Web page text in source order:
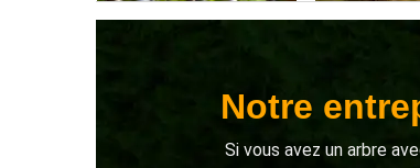
Notre
Si vous avez un arbre